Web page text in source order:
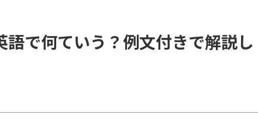
語で何ていう？例文付きで解説し